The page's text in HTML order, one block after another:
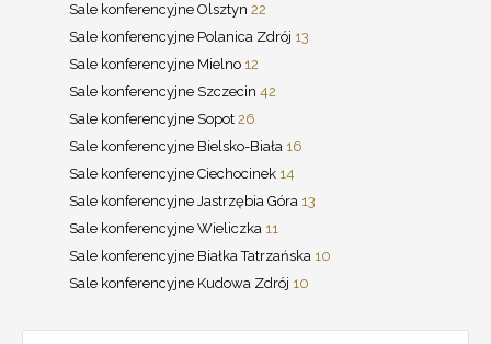
Sale konferencyjne Olsztyn 22
Sale konferencyjne Polanica Zdrój 13
Sale konferencyjne Mielno 12
Sale konferencyjne Szczecin 42
Sale konferencyjne Sopot 26
Sale konferencyjne Bielsko-Biała 16
Sale konferencyjne Ciechocinek 14
Sale konferencyjne Jastrzębia Góra 13
Sale konferencyjne Wieliczka 11
Sale konferencyjne Białka Tatrzańska 10
Sale konferencyjne Kudowa Zdrój 10